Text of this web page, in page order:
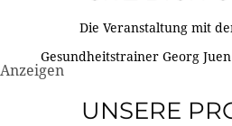
Die Veranstaltung mit
Gesundheitstrainer Georg
Anzeigen
UNSERE